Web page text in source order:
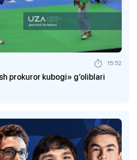
prokuror kubogi» g‘oliblari
15:52